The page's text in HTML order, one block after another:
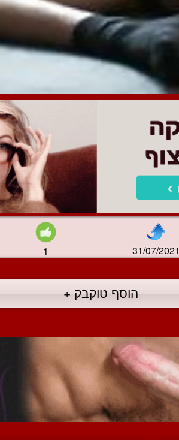
1 31/07/2021
הוסף טוקבק +